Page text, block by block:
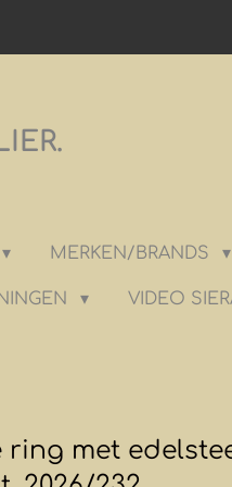
MERKEN/BRANDS
VIDEO
ring met